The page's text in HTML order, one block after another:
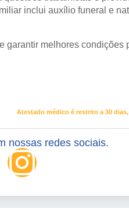
inclui auxílio funeral e
garantir melhores condições
Atestado médico é restrito a 30
nossas redes sociais.